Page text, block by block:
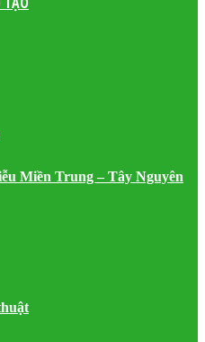
Miền Trung – Tây Nguyên